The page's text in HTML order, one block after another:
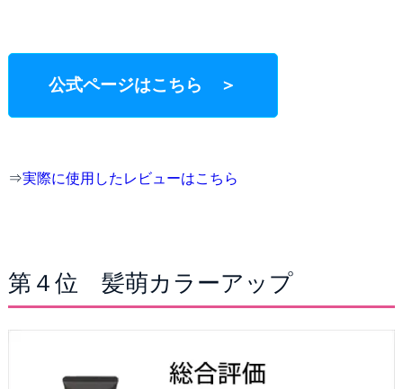
公式ページはこちら ＞
⇒実際に使用したレビューはこちら
第４位 髪萌カラーアップ